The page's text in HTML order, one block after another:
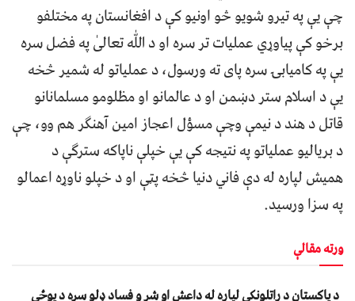
چې یې په تیرو شویو څو اونیو کې د افغانستان په مختلفو
برخو کې پیاوړي عملیات تر سره او د ﷲ تعالیٰ په فضل سره
یې په کامیابۍ سره پای ته ورسول، د عملیاتو له شمیر څخه
یې د اسلام ستر دښمن او د عالمانو او مظلومو مسلمانانو
قاتل د هند د نیمې وچې مسؤل اعجاز امین آهنګر هم وو، چې
د بریالیو عملیاتو په نتیجه کې یې خپلې ناپاکه سترګې د
همیش لپاره له دې فاني دنیا څخه پټې او د خپلو ناوړه اعمالو
په سزا ورسید.
ورته مقالې
د پاکستان د راتلونکي لپاره له داعش او شر و فساد ډلو سره د پوځي